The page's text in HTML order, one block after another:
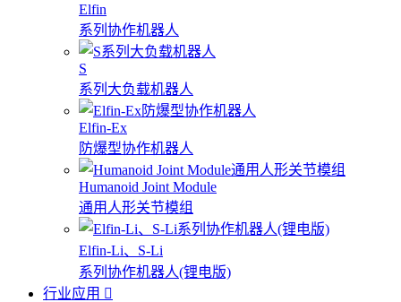
Elfin
系列协作机器人
S
系列大负载机器人
Elfin-Ex
防爆型协作机器人
Humanoid Joint Module
通用人形关节模组
Elfin-Li、S-Li
系列协作机器人(锂电版)
行业应用